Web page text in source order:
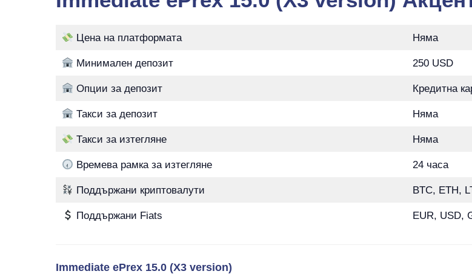
Цена на платформата Няма
Минимален депозит 250 USD
Опции за депозит Кредитна
Такси за депозит Няма
Такси за изтегляне Няма
Времева рамка за изтегляне 24 часа
Поддържани криптовалути BTC, ETH,
Поддържани Fiats EUR, USD,
Immediate ePrex 15.0 (X3 version)